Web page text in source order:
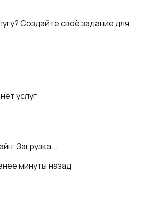
Создайте своё задание для
услуг
Загрузка...
минуты назад